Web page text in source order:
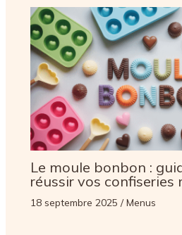
Le moule bonbon :
réussir vos confiseries
18 septembre 2025 /Menus